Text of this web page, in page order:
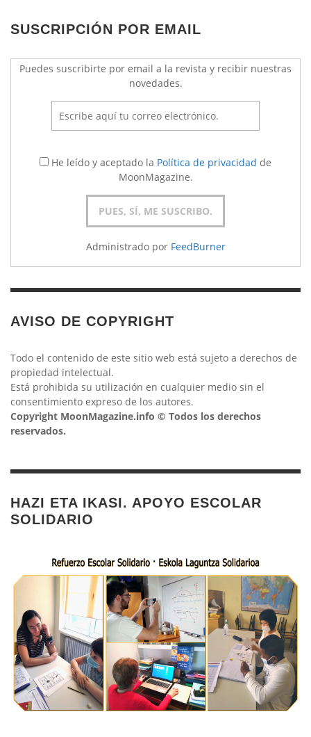
SUSCRIPCIÓN POR EMAIL
Puedes suscribirte por email a la revista y recibir nuestras
novedades.
He leído y aceptado la Política de privacidad de
MoonMagazine.
Administrado por FeedBurner
AVISO DE COPYRIGHT
Todo el contenido de este sitio web está sujeto a derechos de
propiedad intelectual.
Está prohibida su utilización en cualquier medio sin el
consentimiento expreso de los autores.
Copyright MoonMagazine.info © Todos los derechos
reservados.
HAZI ETA IKASI. APOYO ESCOLAR
SOLIDARIO